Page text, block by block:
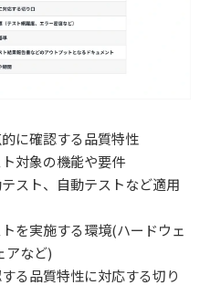
に確認する品質特性
対象の機能や要件
スト、自動テストなど適用
を実施する環境(ハードウェ
アなど)
る品質特性に対応する切り